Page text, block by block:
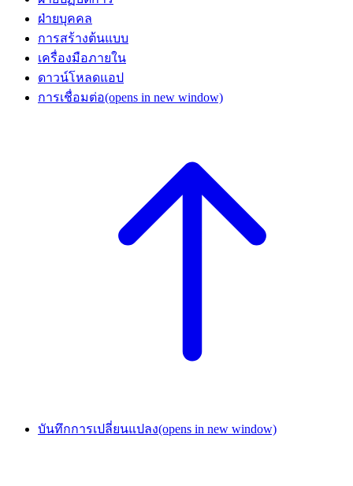
ฝ่ายบุคคล
การสร้างต้นแบบ
เครื่องมือภายใน
ดาวน์โหลดแอป
การเชื่อมต่อ(opens in new window)
บันทึกการเปลี่ยนแปลง(opens in new window)